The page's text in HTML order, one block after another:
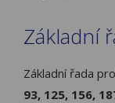
Základní
Základní řada
93, 125, 156,